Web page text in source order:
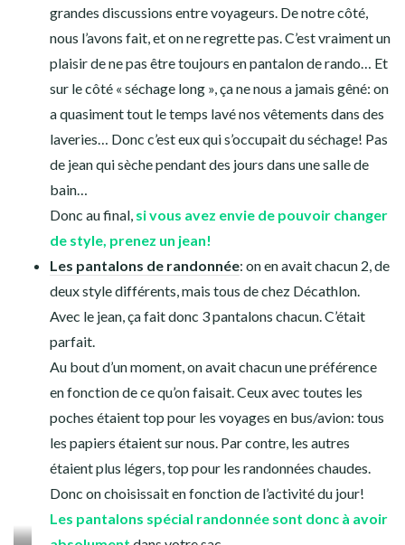
grandes discussions entre voyageurs. De notre côté,
nous l’avons fait, et on ne regrette pas. C’est vraiment un
plaisir de ne pas être toujours en pantalon de rando… Et
sur le côté « séchage long », ça ne nous a jamais gêné: on
a quasiment tout le temps lavé nos vêtements dans des
laveries… Donc c’est eux qui s’occupait du séchage! Pas
de jean qui sèche pendant des jours dans une salle de
bain…
Donc au final, si vous avez envie de pouvoir changer
de style, prenez un jean!
Les pantalons de randonnée: on en avait chacun 2, de
deux style différents, mais tous de chez Décathlon.
Avec le jean, ça fait donc 3 pantalons chacun. C’était
parfait.
Au bout d’un moment, on avait chacun une préférence
en fonction de ce qu’on faisait. Ceux avec toutes les
poches étaient top pour les voyages en bus/avion: tous
les papiers étaient sur nous. Par contre, les autres
étaient plus légers, top pour les randonnées chaudes.
Donc on choisissait en fonction de l’activité du jour!
Les pantalons spécial randonnée sont donc à avoir